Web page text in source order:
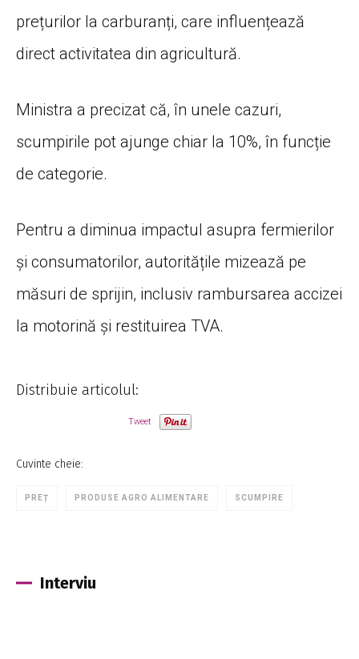
prețurilor la carburanți, care influențează
direct activitatea din agricultură.
Ministra a precizat că, în unele cazuri,
scumpirile pot ajunge chiar la 10%, în funcție
de categorie.
Pentru a diminua impactul asupra fermierilor
și consumatorilor, autoritățile mizează pe
măsuri de sprijin, inclusiv rambursarea accizei
la motorină și restituirea TVA.
Distribuie articolul:
Tweet
Cuvinte cheie:
PREȚ PRODUSE AGRO ALIMENTARE SCUMPIRE
Interviu